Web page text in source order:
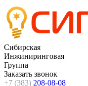
Сибирская
Инжиниринговая
Группа
Заказать звонок
+7 (383) 208-08-08